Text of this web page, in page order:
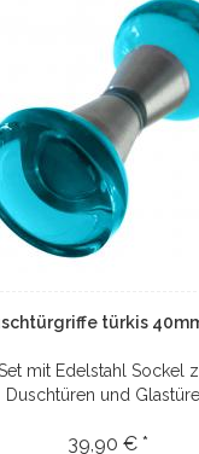
türkis
mit Edelstahl Sockel
Duschtüren und
39,90 € *